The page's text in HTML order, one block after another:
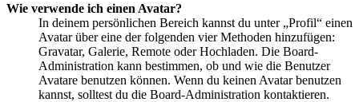
Wie verwende ich einen Avatar?
In deinem persönlichen Bereich kannst du unter „Profil“ einen
Avatar über eine der folgenden vier Methoden hinzufügen:
Gravatar, Galerie, Remote oder Hochladen. Die Board-
Administration kann bestimmen, ob und wie die Benutzer
Avatare benutzen können. Wenn du keinen Avatar benutzen
kannst, solltest du die Board-Administration kontaktieren.